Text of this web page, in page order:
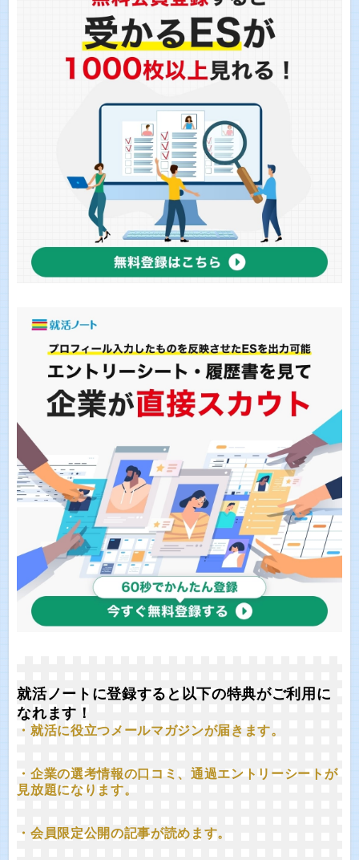
就活ノートに登録すると以下の特典がご利用に
なれます！
・就活に役立つメールマガジンが届きます。
・企業の選考情報の口コミ、通過エントリーシートが
見放題になります。
・会員限定公開の記事が読めます。